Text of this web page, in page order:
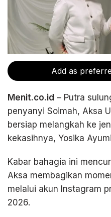
Add as
Menit.co.id – Putra
penyanyi Soimah, Aksa
bersiap melangkah ke
kekasihnya, Yosika
Kabar bahagia ini
Aksa membagikan
melalui akun Instagram
2026.